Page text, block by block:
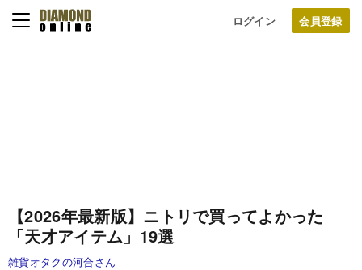
ログイン
【2026年最新版】ニトリで買ってよかった
「天才アイテム」19選
雑貨オタクの河合さん